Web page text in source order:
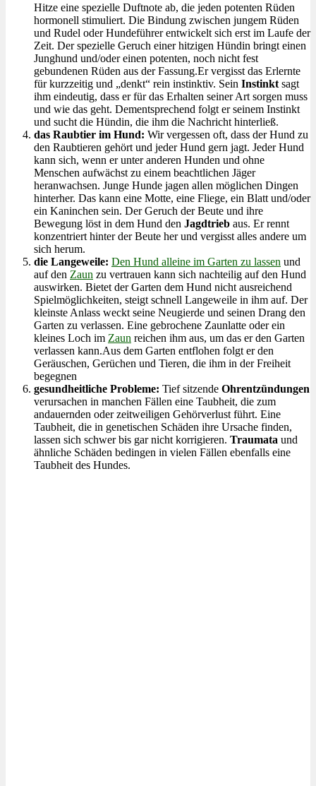
Hitze eine spezielle Duftnote ab, die jeden potenten Rüden
hormonell stimuliert. Die Bindung zwischen jungem Rüden
und Rudel oder Hundeführer entwickelt sich erst im Laufe der
Zeit. Der spezielle Geruch einer hitzigen Hündin bringt einen
Junghund und/oder einen potenten, noch nicht fest
gebundenen Rüden aus der Fassung.Er vergisst das Erlernte
für kurzzeitig und „denkt“ rein instinktiv. Sein Instinkt sagt
ihm eindeutig, dass er für das Erhalten seiner Art sorgen muss
und wie das geht. Dementsprechend folgt er seinem Instinkt
und sucht die Hündin, die ihm die Nachricht hinterließ.
das Raubtier im Hund: Wir vergessen oft, dass der Hund zu
den Raubtieren gehört und jeder Hund gern jagt. Jeder Hund
kann sich, wenn er unter anderen Hunden und ohne
Menschen aufwächst zu einem beachtlichen Jäger
heranwachsen. Junge Hunde jagen allen möglichen Dingen
hinterher. Das kann eine Motte, eine Fliege, ein Blatt und/oder
ein Kaninchen sein. Der Geruch der Beute und ihre
Bewegung löst in dem Hund den Jagdtrieb aus. Er rennt
konzentriert hinter der Beute her und vergisst alles andere um
sich herum.
die Langeweile: Den Hund alleine im Garten zu lassen und
auf den Zaun zu vertrauen kann sich nachteilig auf den Hund
auswirken. Bietet der Garten dem Hund nicht ausreichend
Spielmöglichkeiten, steigt schnell Langeweile in ihm auf. Der
kleinste Anlass weckt seine Neugierde und seinen Drang den
Garten zu verlassen. Eine gebrochene Zaunlatte oder ein
kleines Loch im Zaun reichen ihm aus, um das er den Garten
verlassen kann.Aus dem Garten entflohen folgt er den
Geräuschen, Gerüchen und Tieren, die ihm in der Freiheit
begegnen
gesundheitliche Probleme: Tief sitzende Ohrentzündungen
verursachen in manchen Fällen eine Taubheit, die zum
andauernden oder zeitweiligen Gehörverlust führt. Eine
Taubheit, die in genetischen Schäden ihre Ursache finden,
lassen sich schwer bis gar nicht korrigieren. Traumata und
ähnliche Schäden bedingen in vielen Fällen ebenfalls eine
Taubheit des Hundes.